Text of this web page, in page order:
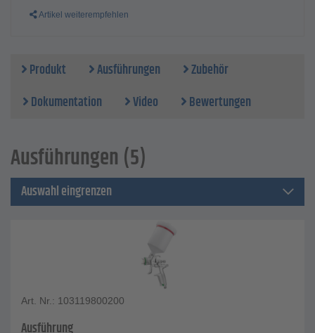
Artikel weiterempfehlen
Produkt Ausführungen
Zubehör
Dokumentation
Video Bewertungen
Ausführungen (5)
Auswahl eingrenzen
Art. Nr.: 103119800200
Ausführung